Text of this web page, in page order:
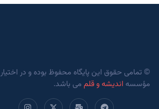
© تمامی حقوق این پایگاه محفوظ بوده و در اختیار
مؤسسه اندیشه و قلممی باشد.